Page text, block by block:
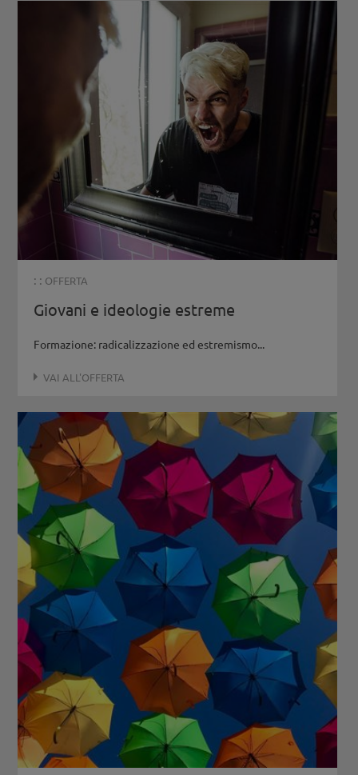
: : OFFERTA
Giovani e ideologie estreme
Formazione: radicalizzazione ed estremismo...
VAI ALL'OFFERTA